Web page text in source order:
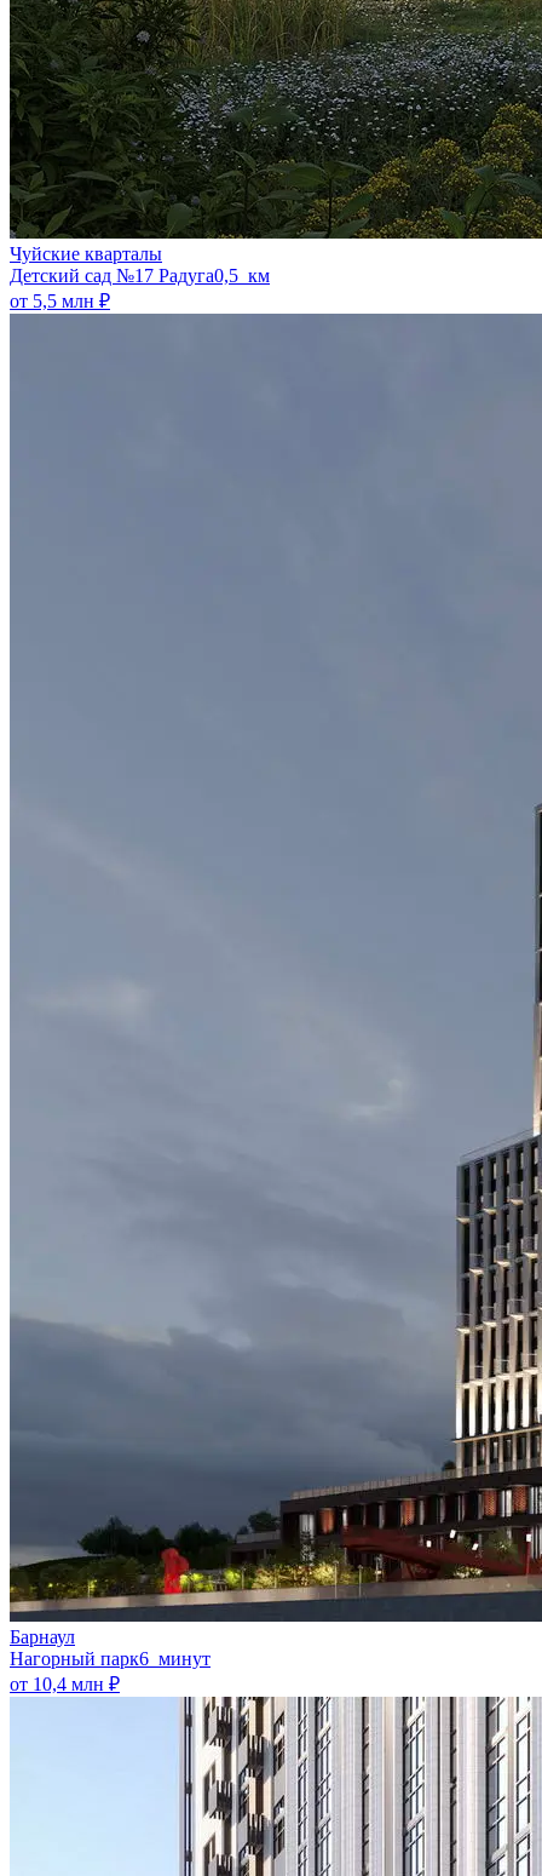
Чуйские кварталы
​Детский сад №17 Радуга0,5 км
от 5,5 млн ₽
Барнаул
Нагорный парк6 минут
от 10,4 млн ₽